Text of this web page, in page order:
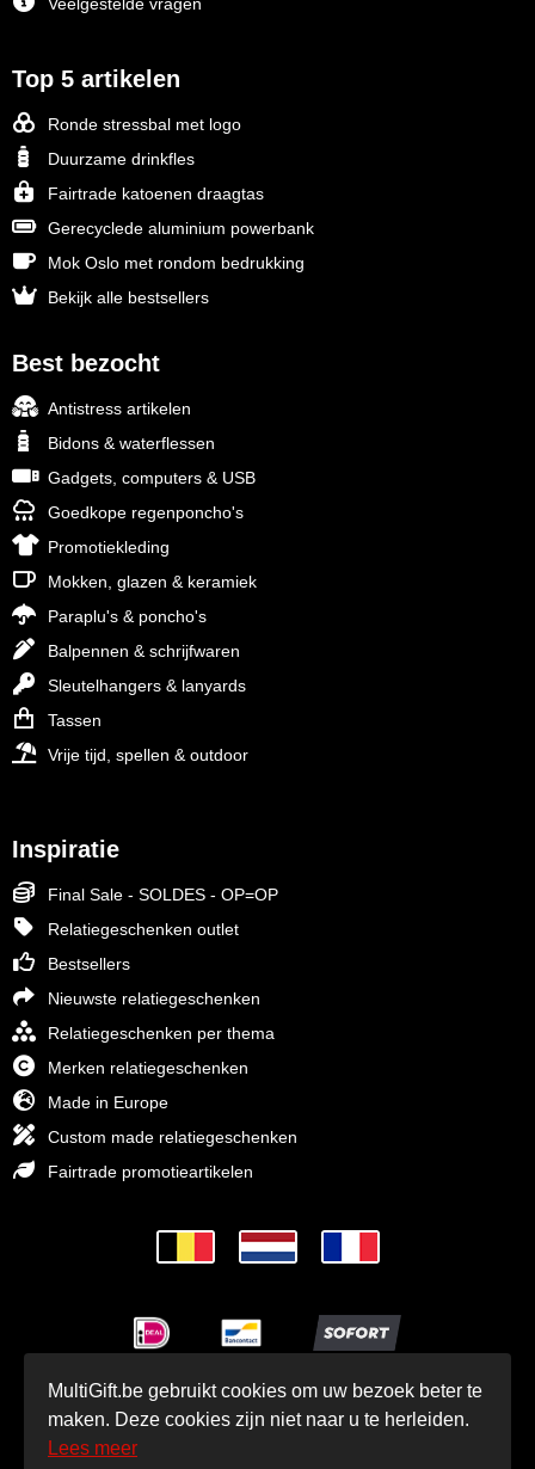
Top 5 artikelen
Ronde stressbal met logo
Duurzame drinkfles
Fairtrade katoenen draagtas
Gerecyclede aluminium powerbank
Mok Oslo met rondom bedrukking
Bekijk alle bestsellers
Best bezocht
Antistress artikelen
Bidons & waterflessen
Gadgets, computers & USB
Goedkope regenponcho's
Promotiekleding
Mokken, glazen & keramiek
Paraplu's & poncho's
Balpennen & schrijfwaren
Sleutelhangers & lanyards
Tassen
Vrije tijd, spellen & outdoor
Inspiratie
Final Sale - SOLDES - OP=OP
Relatiegeschenken outlet
Bestsellers
Nieuwste relatiegeschenken
Relatiegeschenken per thema
Merken relatiegeschenken
Made in Europe
Custom made relatiegeschenken
Fairtrade promotieartikelen
© MultiGift Relatiegeschenken 1993 - 2026
MultiGift.be gebruikt cookies om uw bezoek beter te
maken. Deze cookies zijn niet naar u te herleiden.
Lees meer